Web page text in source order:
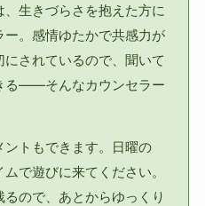
、生きづらさを抱えた方に
。感情ゆたかで共感力が
されているので、聞いて
る——そんなカウンセラー
トもできます。日曜の
で遊びに来てください。
ので、あとからゆっくり